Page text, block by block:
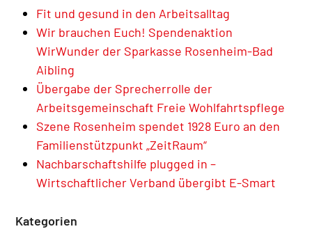
Fit und gesund in den Arbeitsalltag
Wir brauchen Euch! Spendenaktion
WirWunder der Sparkasse Rosenheim-Bad
Aibling
Übergabe der Sprecherrolle der
Arbeitsgemeinschaft Freie Wohlfahrtspflege
Szene Rosenheim spendet 1928 Euro an den
Familienstützpunkt „ZeitRaum“
Nachbarschaftshilfe plugged in –
Wirtschaftlicher Verband übergibt E-Smart
Kategorien